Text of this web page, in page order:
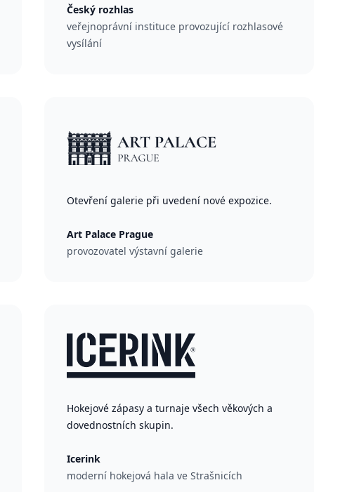
Český rozhlas
veřejnoprávní instituce provozující rozhlasové
vysílání
Otevření galerie při uvedení nové expozice.
Art Palace Prague
provozovatel výstavní galerie
Hokejové zápasy a turnaje všech věkových a
dovednostních skupin.
Icerink
moderní hokejová hala ve Strašnicích